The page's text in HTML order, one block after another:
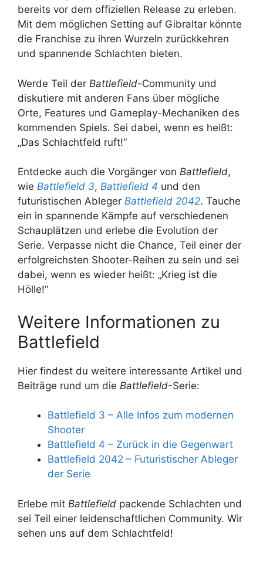
bereits vor dem offiziellen Release zu erleben.
Mit dem möglichen Setting auf Gibraltar könnte
die Franchise zu ihren Wurzeln zurückkehren
und spannende Schlachten bieten.
Werde Teil der Battlefield-Community und
diskutiere mit anderen Fans über mögliche
Orte, Features und Gameplay-Mechaniken des
kommenden Spiels. Sei dabei, wenn es heißt:
„Das Schlachtfeld ruft!“
Entdecke auch die Vorgänger von Battlefield,
wie Battlefield 3, Battlefield 4 und den
futuristischen Ableger Battlefield 2042. Tauche
ein in spannende Kämpfe auf verschiedenen
Schauplätzen und erlebe die Evolution der
Serie. Verpasse nicht die Chance, Teil einer der
erfolgreichsten Shooter-Reihen zu sein und sei
dabei, wenn es wieder heißt: „Krieg ist die
Hölle!“
Weitere Informationen zu
Battlefield
Hier findest du weitere interessante Artikel und
Beiträge rund um die Battlefield-Serie:
Battlefield 3 – Alle Infos zum modernen
Shooter
Battlefield 4 – Zurück in die Gegenwart
Battlefield 2042 – Futuristischer Ableger
der Serie
Erlebe mit Battlefield packende Schlachten und
sei Teil einer leidenschaftlichen Community. Wir
sehen uns auf dem Schlachtfeld!